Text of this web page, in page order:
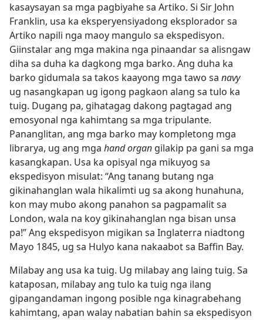
kasaysayan sa mga pagbiyahe sa Artiko. Si Sir John
Franklin, usa ka eksperyensiyadong eksplorador sa
Artiko napili nga maoy mangulo sa ekspedisyon.
Giinstalar ang mga makina nga pinaandar sa alisngaw
diha sa duha ka dagkong mga barko. Ang duha ka
barko gidumala sa takos kaayong mga tawo sa navy
ug nasangkapan ug igong pagkaon alang sa tulo ka
tuig. Dugang pa, gihatagag dakong pagtagad ang
emosyonal nga kahimtang sa mga tripulante.
Pananglitan, ang mga barko may kompletong mga
librarya, ug ang mga hand organ gilakip pa gani sa mga
kasangkapan. Usa ka opisyal nga mikuyog sa
ekspedisyon misulat: “Ang tanang butang nga
gikinahanglan wala hikalimti ug sa akong hunahuna,
kon may mubo akong panahon sa pagpamalit sa
London, wala na koy gikinahanglan nga bisan unsa
pa!” Ang ekspedisyon migikan sa Inglaterra niadtong
Mayo 1845, ug sa Hulyo kana nakaabot sa Baffin Bay.
Milabay ang usa ka tuig. Ug milabay ang laing tuig. Sa
kataposan, milabay ang tulo ka tuig nga ilang
gipangandaman ingong posible nga kinagrabehang
kahimtang, apan walay nabatian bahin sa ekspedisyon